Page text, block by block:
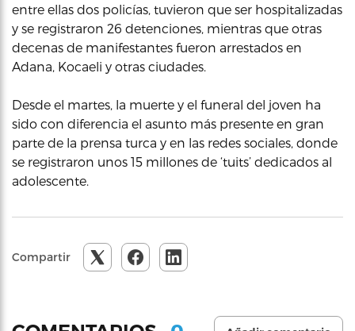
entre ellas dos policías, tuvieron que ser hospitalizadas
y se registraron 26 detenciones, mientras que otras
decenas de manifestantes fueron arrestados en
Adana, Kocaeli y otras ciudades.
Desde el martes, la muerte y el funeral del joven ha
sido con diferencia el asunto más presente en gran
parte de la prensa turca y en las redes sociales, donde
se registraron unos 15 millones de ‘tuits’ dedicados al
adolescente.
Compartir